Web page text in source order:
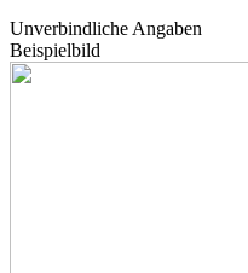
Unverbindliche Angaben
Beispielbild